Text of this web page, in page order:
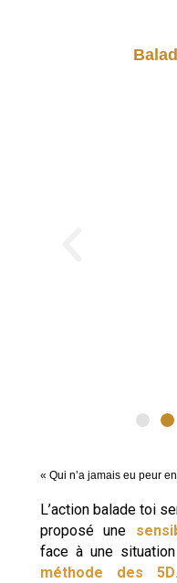
« Qui n’a jamais eu peur
L’action balade toi
proposé une
face à une
méthode des 5D